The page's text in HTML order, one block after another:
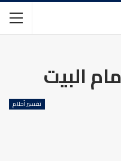
البيت
تفسير أحلام